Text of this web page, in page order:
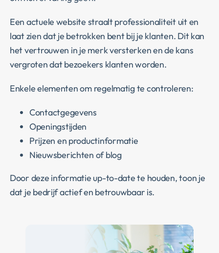
Een actuele website straalt professionaliteit uit en
laat zien dat je betrokken bent bij je klanten. Dit kan
het vertrouwen in je merk versterken en de kans
vergroten dat bezoekers klanten worden.
Enkele elementen om regelmatig te controleren:
Contactgegevens
Openingstijden
Prijzen en productinformatie
Nieuwsberichten of blog
Door deze informatie up-to-date te houden, toon je
dat je bedrijf actief en betrouwbaar is.